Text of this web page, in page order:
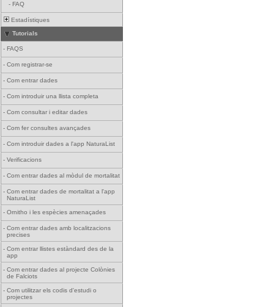
- FAQ
Estadístiques
Tutorials
- FAQS
- Com registrar-se
- Com entrar dades
- Com introduir una llista completa
- Com consultar i editar dades
- Com fer consultes avançades
- Com introduir dades a l'app NaturaList
- Verificacions
- Com entrar dades al mòdul de mortalitat
- Com entrar dades de mortalitat a l'app
NaturaList
- Ornitho i les espècies amenaçades
- Com entrar dades amb localitzacions
precises
- Com entrar llistes estàndard des de la
app
- Com entrar dades al projecte Colònies
de Falciots
- Com utilitzar els codis d'estudi o
projectes